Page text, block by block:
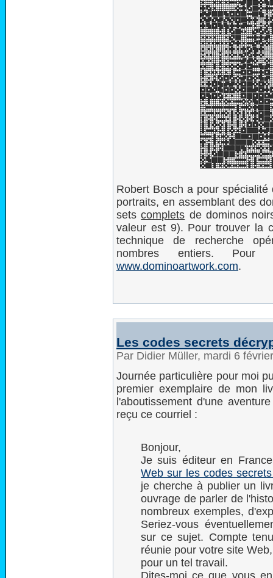
Robert Bosch a pour
portraits, en assemblant des
setscomplets de dominos
valeur est 9). Pour trouver la
technique de recherche
nombres entiers.
www.dominoartwork.com.
Les codes secrets
Par Didier Müller, mardi 6
Journée particulière pour moi
premier exemplaire de mon
l'aboutissement d'une
reçu ce courriel :
Bonjour,
Je suis éditeur en
Web sur les codes
je cherche à publier un
ouvrage de parler de
nombreux exemples,
Seriez-vous
sur ce sujet. Compte
réunie pour votre site
pour un tel travail.
Dites-moi ce que vous